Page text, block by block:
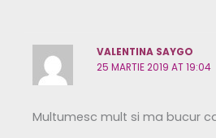
VALENTINA SAYGO
25 MARTIE 2019 AT 19:04
Multumesc mult si ma bucur